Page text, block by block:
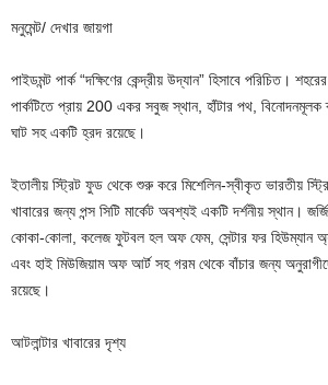
মনুমেন্ট/ দেখার জায়গা
পাইডমন্ট পার্ক “দক্ষিণের কেন্দ্রীয় উদ্যান” হিসাবে পরিচিত।
পার্কটিতে প্রায় 200 একর সবুজ স্থান, হাঁটার পথ, বিনোদনমূলক
ঘাট সহ একটি হ্রদ রয়েছে।
ইতালীয় স্ট্রিট ফুড থেকে শুরু করে মিশেলিন-স্বীকৃত ভারতীয়
খাবারের জন্য পন্স সিটি মার্কেট অবশ্যই একটি দর্শনীয় স্থান।
কোকা-কোলা, কলেজ ফুটবল হল অফ ফেম, সেন্টার ফর হিউম্যান
এবং হাই মিউজিয়াম অফ আর্ট সহ গরম থেকে বাঁচার জন্য
রয়েছে।
আটলান্টার খাবারের দৃশ্য